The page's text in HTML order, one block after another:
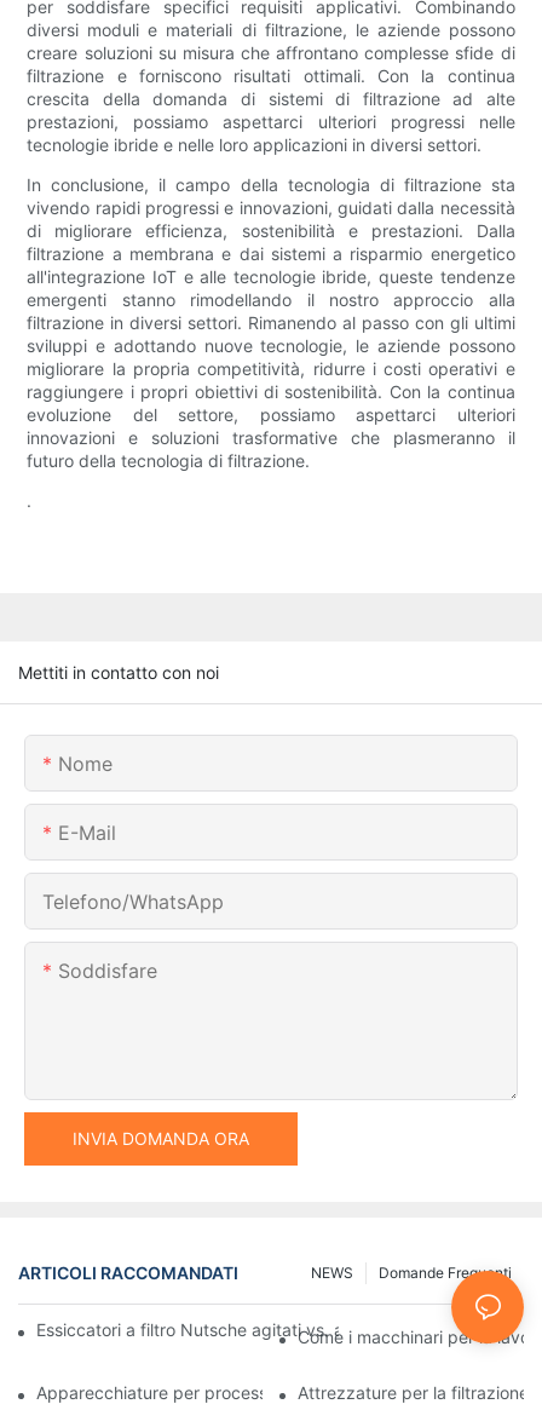
per soddisfare specifici requisiti applicativi. Combinando
diversi moduli e materiali di filtrazione, le aziende possono
creare soluzioni su misura che affrontano complesse sfide di
filtrazione e forniscono risultati ottimali. Con la continua
crescita della domanda di sistemi di filtrazione ad alte
prestazioni, possiamo aspettarci ulteriori progressi nelle
tecnologie ibride e nelle loro applicazioni in diversi settori.
In conclusione, il campo della tecnologia di filtrazione sta
vivendo rapidi progressi e innovazioni, guidati dalla necessità
di migliorare efficienza, sostenibilità e prestazioni. Dalla
filtrazione a membrana e dai sistemi a risparmio energetico
all'integrazione IoT e alle tecnologie ibride, queste tendenze
emergenti stanno rimodellando il nostro approccio alla
filtrazione in diversi settori. Rimanendo al passo con gli ultimi
sviluppi e adottando nuove tecnologie, le aziende possono
migliorare la propria competitività, ridurre i costi operativi e
raggiungere i propri obiettivi di sostenibilità. Con la continua
evoluzione del settore, possiamo aspettarci ulteriori
innovazioni e soluzioni trasformative che plasmeranno il
futuro della tecnologia di filtrazione.
.
Mettiti in contatto con noi
Nome
E-Mail
Telefono/WhatsApp
Soddisfare
INVIA DOMANDA ORA
ARTICOLI RACCOMANDATI Domande Frequenti
NEWS
Essiccatori a filtro Nutsche agitati vs. altri metodi di
Come i macchinari per la
Apparecchiature per processi industriali: innovazioni che
Attrezzature per la filtrazione